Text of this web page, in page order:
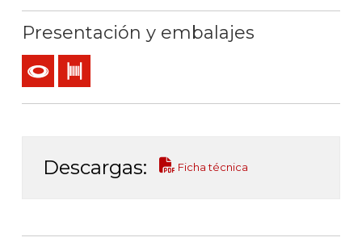
Presentación y embalajes
Bobina
Descargas: Ficha técnica